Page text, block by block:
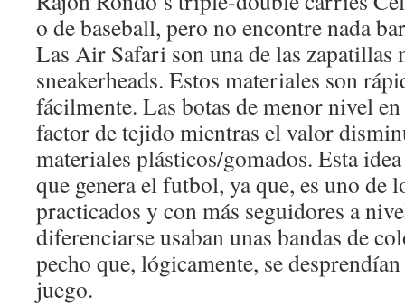
o de baseball, pero no encontre nada
Las Air Safari son una de las zapatillas
sneakerheads. Estos materiales son
fácilmente. Las botas de menor nivel
factor de tejido mientras el valor
materiales plásticos/gomados. Esta
que genera el futbol, ya que, es uno de
practicados y con más seguidores a
diferenciarse usaban unas bandas de
pecho que, lógicamente, se
juego.